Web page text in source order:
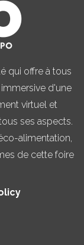
qui offre à tous
d'une
virtuel et
ses aspects.
alimentation,
de cette foire